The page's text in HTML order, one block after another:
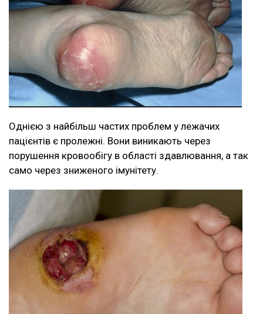
Однією з найбільш частих проблем у лежачих
пацієнтів є пролежні. Вони виникають через
порушення кровообігу в області здавлювання, а так
само через зниженого імунітету.